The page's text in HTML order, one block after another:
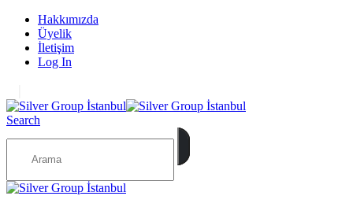
Hakkımızda
Üyelik
İletişim
Log In
Search